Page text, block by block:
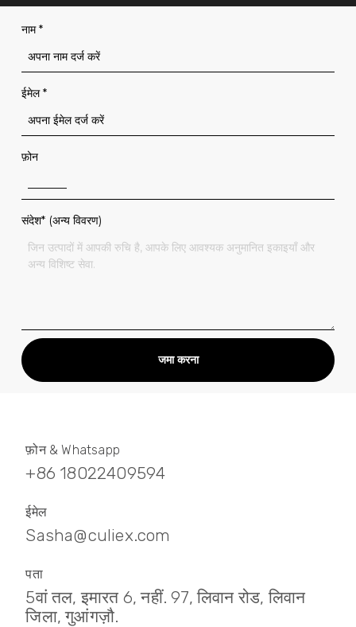
नाम *
ईमेल *
फ़ोन
संदेश* (अन्य विवरण)
जमा करना
फ़ोन & Whatsapp
+86 18022409594
ईमेल
Sasha@culiex.com
पता
5वां तल, इमारत 6, नहीं. 97, लिवान रोड, लिवान
जिला, गुआंगज़ौ.